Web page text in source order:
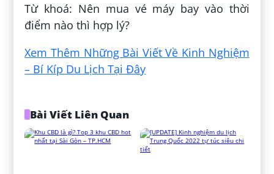
Từ khoá: Nên mua vé máy bay vào thời
điểm nào thì hợp lý?
Xem Thêm Những Bài Viết Về Kinh Nghiệm
– Bí Kíp Du Lịch Tại Đây
Bài Viết Liên Quan